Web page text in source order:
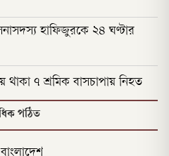
হাফিজুরকে ২৪ ঘণ্টার
থাকা ৭ শ্রমিক বাসচাপায় নিহত
পঠিত